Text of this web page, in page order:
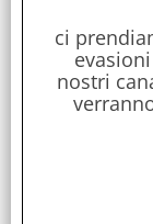
Dimensioni:
16 x 16 x 45
ci
nostri